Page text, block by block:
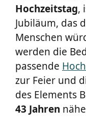
Hochzeitstag,
Jubiläum, das
Menschen
werden die
passende
zur Feier und
des Elements
43 Jahren